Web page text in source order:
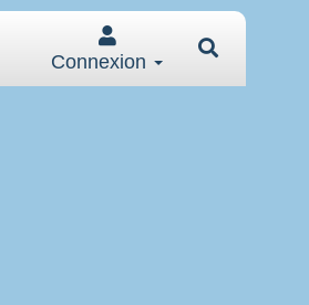
Connexion